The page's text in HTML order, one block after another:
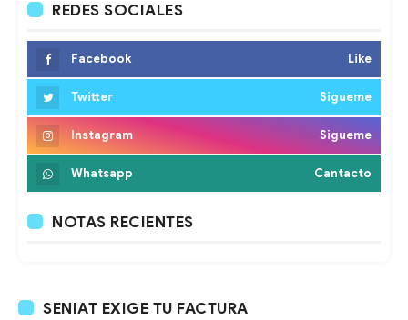
REDES SOCIALES
Facebook Like
Twitter Sigueme
Instagram Sigueme
Whatsapp Cantacto
NOTAS RECIENTES
SENIAT EXIGE TU FACTURA